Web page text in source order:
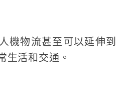
機物流甚至可以延伸到
生活和交通。